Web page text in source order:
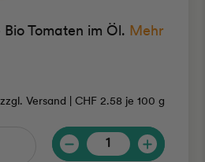
Tomaten im Öl. Mehr
Versand | CHF 2.58 je 100 g
Anzahl